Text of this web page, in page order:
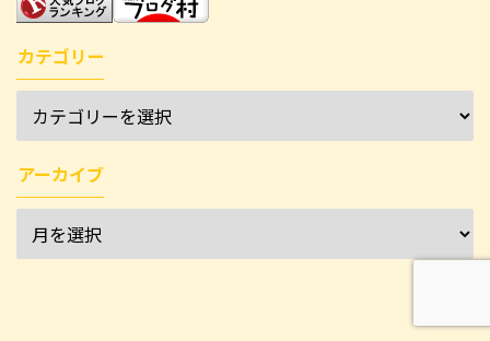
カテゴリー
アーカイブ